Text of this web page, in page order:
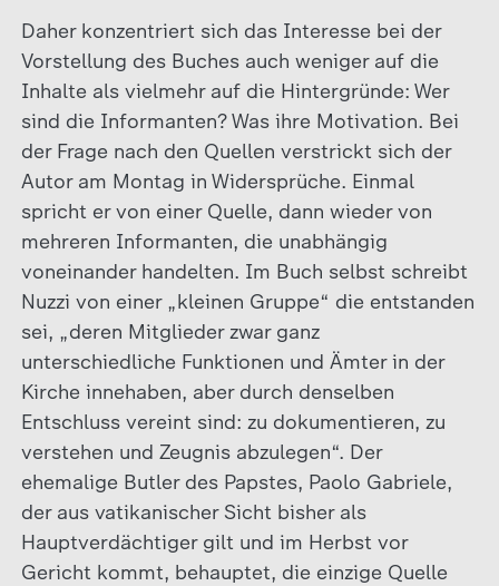
Daher konzentriert sich das Interesse bei der
Vorstellung des Buches auch weniger auf die
Inhalte als vielmehr auf die Hintergründe: Wer
sind die Informanten? Was ihre Motivation. Bei
der Frage nach den Quellen verstrickt sich der
Autor am Montag in Widersprüche. Einmal
spricht er von einer Quelle, dann wieder von
mehreren Informanten, die unabhängig
voneinander handelten. Im Buch selbst schreibt
Nuzzi von einer „kleinen Gruppe“ die entstanden
sei, „deren Mitglieder zwar ganz
unterschiedliche Funktionen und Ämter in der
Kirche innehaben, aber durch denselben
Entschluss vereint sind: zu dokumentieren, zu
verstehen und Zeugnis abzulegen“. Der
ehemalige Butler des Papstes, Paolo Gabriele,
der aus vatikanischer Sicht bisher als
Hauptverdächtiger gilt und im Herbst vor
Gericht kommt, behauptet, die einzige Quelle